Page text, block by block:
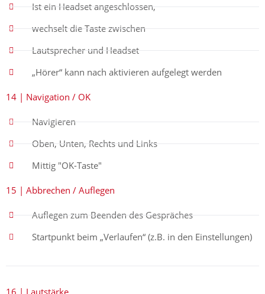
Ist ein Headset angeschlossen,
wechselt die Taste zwischen
Lautsprecher und Headset
„Hörer“ kann nach aktivieren aufgelegt werden
14 | Navigation / OK
Navigieren
Oben, Unten, Rechts und Links
Mittig "OK-Taste"
15 | Abbrechen / Auflegen
Auflegen zum Beenden des Gespräches
Startpunkt beim „Verlaufen“ (z.B. in den Einstellungen)
16 | Lautstärke